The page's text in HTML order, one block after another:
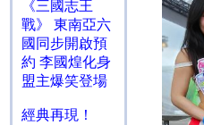
《三國志王
戰》 東南亞六
國同步開啟預
約 李國煌化身
盟主爆笑登場
經典再現！